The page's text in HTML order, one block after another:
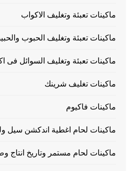
ماكينات تعبئة وتغليف الاكواب
ماكينات تعبئة وتغليف الحبوب
ماكينات تعبئة وتغليف السوائل فى
ماكينات تغليف شرينك
ماكينات فاكيوم
ماكينات لحام اغطية اندكشن سيل
ماكينات لحام مستمر وتاريخ انتاج